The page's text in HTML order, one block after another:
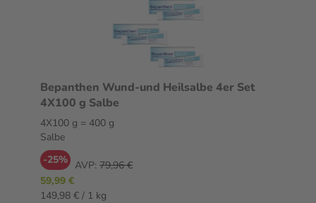
Bepanthen Wund-und Heilsalbe 4er Set
4X100 g Salbe
4X100 g = 400 g
Salbe
-25% AVP: 79,96 €
59,99 €
149,98 € / 1 kg